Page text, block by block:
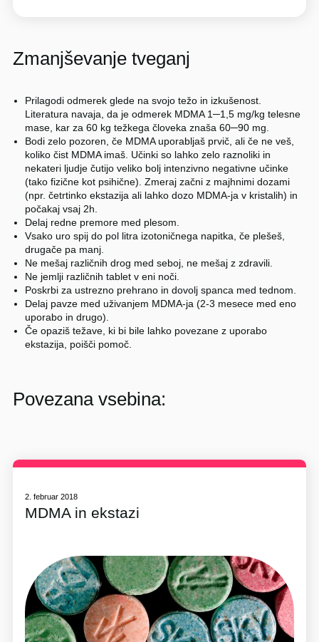
Zmanjševanje tveganj
Prilagodi odmerek glede na svojo težo in izkušenost.
Literatura navaja, da je odmerek MDMA 1─1,5 mg/kg telesne
mase, kar za 60 kg težkega človeka znaša 60─90 mg.
Bodi zelo pozoren, če MDMA uporabljaš prvič, ali če ne veš,
koliko čist MDMA imaš. Učinki so lahko zelo raznoliki in
nekateri ljudje čutijo veliko bolj intenzivno negativne učinke
(tako fizične kot psihične). Zmeraj začni z majhnimi dozami
(npr. četrtinko ekstazija ali lahko dozo MDMA-ja v kristalih) in
počakaj vsaj 2h.
Delaj redne premore med plesom.
Vsako uro spij do pol litra izotoničnega napitka, če plešeš,
drugače pa manj.
Ne mešaj različnih drog med seboj, ne mešaj z zdravili.
Ne jemlji različnih tablet v eni noči.
Poskrbi za ustrezno prehrano in dovolj spanca med tednom.
Delaj pavze med uživanjem MDMA-ja (2-3 mesece med eno
uporabo in drugo).
Če opaziš težave, ki bi bile lahko povezane z uporabo
ekstazija, poišči pomoč.
Povezana vsebina:
2. februar 2018
MDMA in ekstazi